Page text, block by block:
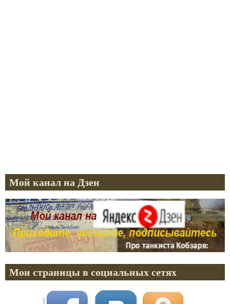
Мой канал на Дзен
Мои страницы в социальных сетях